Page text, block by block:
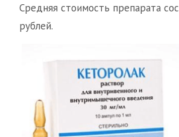
Средняя стоимость препарата
рублей.